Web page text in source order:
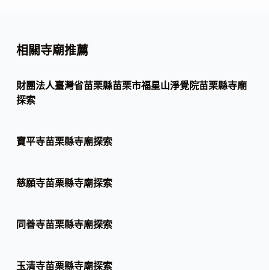
相關寺廟推薦
財團法人臺灣省苗栗縣苗栗市福星山淨覺院苗栗縣寺廟
探索
寶平寺苗栗縣寺廟探索
慈願寺苗栗縣寺廟探索
同善寺苗栗縣寺廟探索
玉清寺苗栗縣寺廟探索